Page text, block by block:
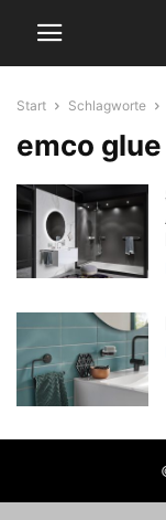
Start Schlagworte
emco